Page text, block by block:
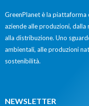
GreenPlanet è la
aziende alle produzioni,
alla distribuzione. Uno
ambientali, alle produzioni
sostenibilità.
NEWSLETTER